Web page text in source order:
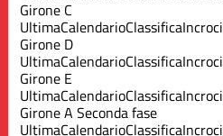
Girone C
UltimaCalendarioClassificaIncroci
Girone D
UltimaCalendarioClassificaIncroci
Girone E
UltimaCalendarioClassificaIncroci
Girone A Seconda fase
UltimaCalendarioClassificaIncroci